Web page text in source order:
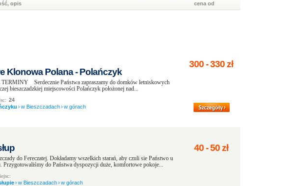
opis cena od
Klonowa Polana - Polańczyk
Serdecznie Państwa zapraszamy do domków letniskowych
bieszczadzkiej miejscowości Polańczyk położonej nad...
24
›w Bieszczadach›w górach
300-330zł
do Fereczatej. Dokładamy wszelkich starań, aby czuli sie Państwo u
Przygotowaliśmy do Państwa dyspozycji duże, komfortowe pokoje...
›w Bieszczadach›w górach
40-50zł